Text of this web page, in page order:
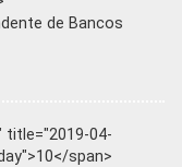
de Bancos
title="2019-04-
span>